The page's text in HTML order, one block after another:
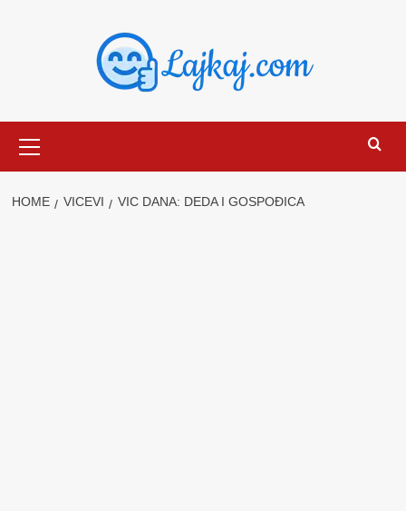
Menu
HOME VICEVI VIC DANA: DEDA I GOSPOĐICA